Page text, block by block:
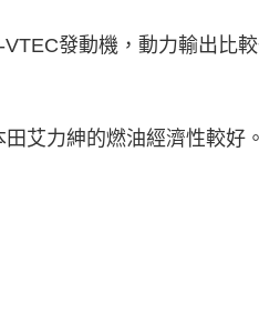
發動機，動力輸出比
艾力紳的燃油經濟性較好。